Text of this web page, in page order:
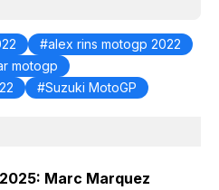
alex rins motogp 2022
motogp
Suzuki MotoGP
Marc Marquez